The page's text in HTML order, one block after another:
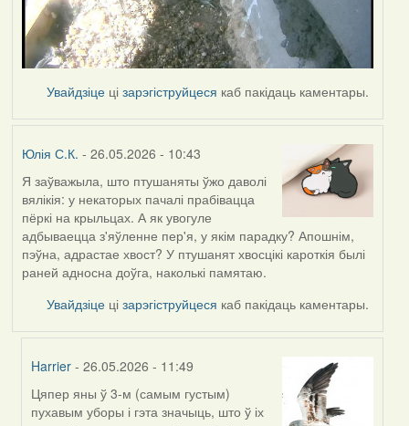
Увайдзіце цізарэгіструйцеся каб пакідаць каментары.
Юлія С.К. - 26.05.2026 - 10:43
Я заўважыла, што птушаняты ўжо даволі
вялікія: у некаторых пачалі прабівацца
пёркі на крыльцах. А як увогуле
адбываецца з'яўленне пер'я, у якім парадку? Апошнім,
пэўна, адрастае хвост? У птушанят хвосцікі кароткія былі
раней адносна доўга, наколькі памятаю.
Увайдзіце цізарэгіструйцеся каб пакідаць каментары.
Harrier - 26.05.2026 - 11:49
In
reply
Цяпер яны ў 3-м (самым густым)
пухавым уборы і гэта значыць, што ў іх